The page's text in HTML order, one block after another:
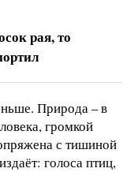
рая, то
Природа – в
громкой
с тишиной
голоса птиц,